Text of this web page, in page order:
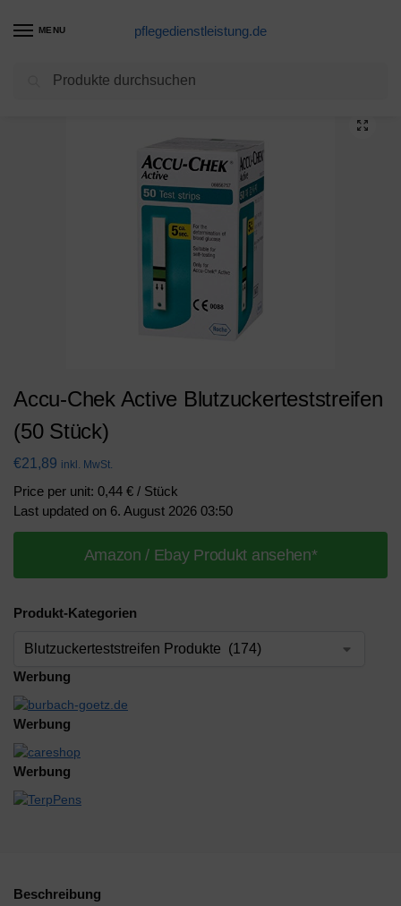
MENU pflegedienstleistung.de
Blutzuckerteststreifen Produkte
Accu-Chek Active Blutzuckerteststreifen
(50 Stück)
€21,89 inkl. MwSt.
Price per unit: 0,44 € / Stück
Last updated on 6. August 2026 03:50
Amazon / Ebay Produkt ansehen*
Produkt-Kategorien
Werbung
Werbung
Werbung
Beschreibung